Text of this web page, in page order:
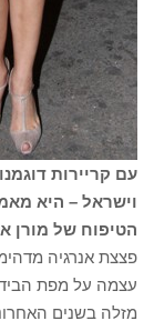
עם קריירות
וישראל – היא
הטיפוח של מורן
פצצת אנרגיה
עצמה על מפת
מזלה בשנים